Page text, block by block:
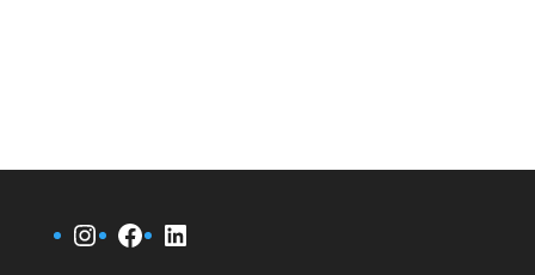
Instagram
Facebook
LinkedIn